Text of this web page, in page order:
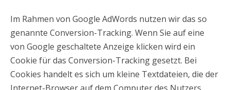
Im Rahmen von Google AdWords nutzen wir das so
genannte Conversion-Tracking. Wenn Sie auf eine
von Google geschaltete Anzeige klicken wird ein
Cookie für das Conversion-Tracking gesetzt. Bei
Cookies handelt es sich um kleine Textdateien, die der